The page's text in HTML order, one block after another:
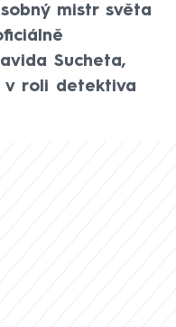
mistr světa
Sucheta,
v roli detektiva